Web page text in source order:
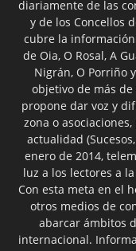
diariamente de las
y de los Concellos
cubre la
de Oia, O Rosal, A
Nigrán, O Porriño
objetivo de más
propone dar voz y
zona o
actualidad
enero de 2014,
luz a los lectores a
Con esta meta en el
otros medios de
abarcar ámbitos
internacional.